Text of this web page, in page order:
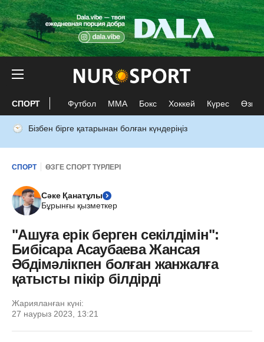
СПОРТ Футбол ММА Бокс Хоккей Күрес Өзге
Бізбен бірге қатарынан болған күндеріңіз
СПОРТ ӨЗГЕ СПОРТ ТҮРЛЕРІ
Сәке Қанатұлы
Бұрынғы қызметкер
"Ашуға ерік берген секілдімін":
Бибісара Асаубаева Жансая
Әбдімәлікпен болған жанжалға
қатысты пікір білдірді
Жарияланған күні:
27 наурыз 2023, 13:21